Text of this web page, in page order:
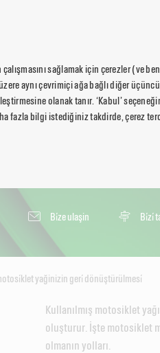
sağlamak için çerezler (ve
aynı çevrimiçi ağa bağlı diğer
olanak tanır. ‘Kabul’
fazla bilgi istediğiniz takdirde, çerez
Bi̇ze ulaşin Bi̇zi̇
yağinizin geri̇ dönüştürülmesi̇
Kullanılmış motosiklet
oluşturur. İşte motosiklet
olmanın yolları.